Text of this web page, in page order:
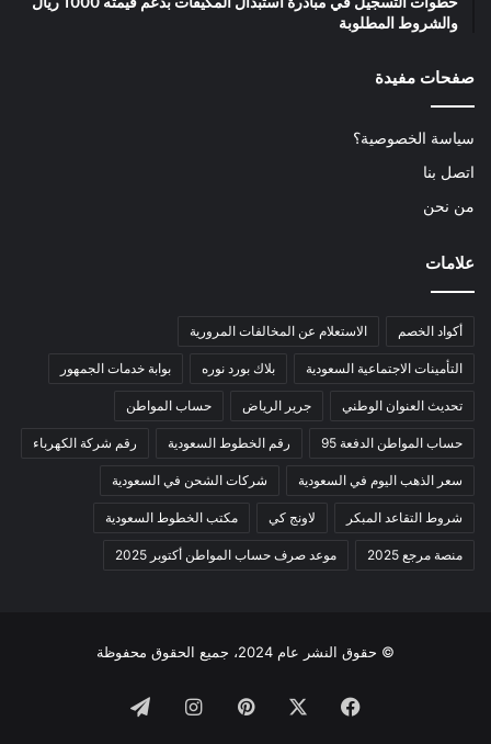
والشروط المطلوبة
صفحات مفيدة
سياسة الخصوصية؟
اتصل بنا
من نحن
علامات
أكواد الخصم الاستعلام عن المخالفات المرورية
التأمينات الاجتماعية السعودية بلاك بورد نوره بوابة خدمات الجمهور
تحديث العنوان الوطني جرير الرياض حساب المواطن
حساب المواطن الدفعة 95 رقم الخطوط السعودية رقم شركة الكهرباء
سعر الذهب اليوم في السعودية شركات الشحن في السعودية
شروط التقاعد المبكر لاونج كي مكتب الخطوط السعودية
منصة مرجع 2025 موعد صرف حساب المواطن أكتوبر 2025
© حقوق النشر عام 2024، جميع الحقوق محفوظة
فيسبوك بينتيريستانستقرامتيلقرام